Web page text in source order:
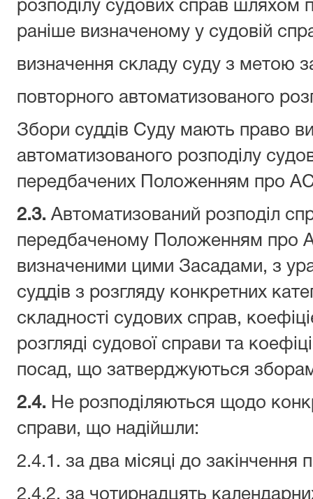
розподілу судових справ шляхом
раніше визначеному у судовій
визначення складу суду з метою
повторного автоматизованого
Збори суддів Суду мають право
автоматизованого розподілу
передбачених Положенням про
2.3. Автоматизований розподіл
передбаченому Положенням про
визначеними цими Засадами, з
суддів з розгляду конкретних
складності судових справ,
розгляді судової справи та
посад, що затверджуються
2.4. Не розподіляються щодо
справи, що надійшли:
2.4.1. за два місяці до закінчення
2.4.2. за чотирнадцять